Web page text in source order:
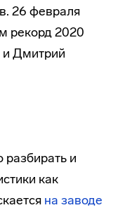
26 февраля
рекорд 2020
и Дмитрий
и
как
на заводе